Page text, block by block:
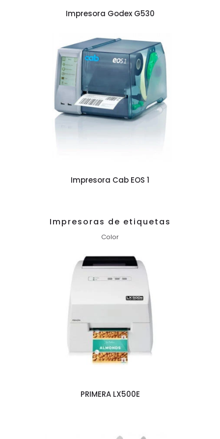
Impresora Godex G530
Impresora Cab EOS 1
Impresoras de etiquetas
Color
PRIMERA LX500E